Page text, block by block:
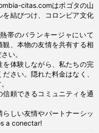
citas.comはボゴタの山
結びつけ、コロンビア文化
帯のバランキージャにいて
、本物の友情を共有する相
い。
体験しながら、私たちの完
さい。隠れた料金はなく、
頼できるコミュニティを通
しい友情やパートナーシッ
a conectar!